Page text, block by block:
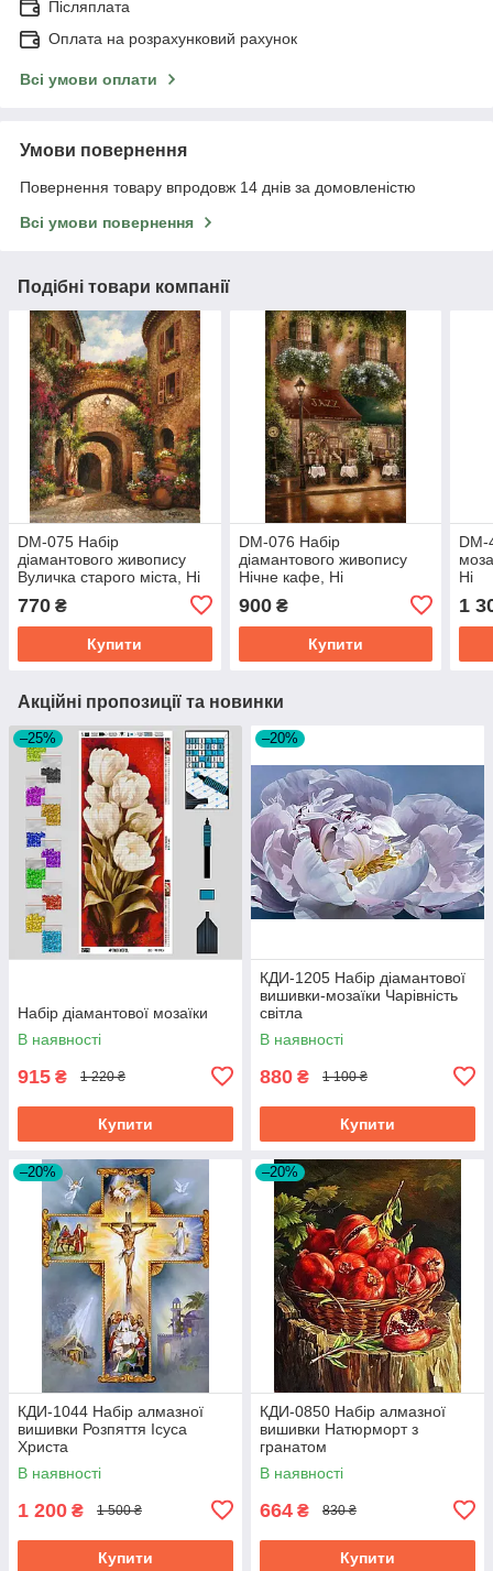
Післяплата
Оплата на розрахунковий рахунок
Всі умови оплати
Умови повернення
Повернення товару впродовж 14 днів за домовленістю
Всі умови повернення
Подібні товари компанії
DM-075 Набір
діамантового живопису
Вуличка старого міста, Ні
770 ₴
Купити
DM-076 Набір
діамантового живопису
Нічне кафе, Ні
900₴
Купити
DM-
Ні
1
Акційні пропозиції та новинки
–25%
Набір діамантової мозаїки
В наявності
915 ₴ 1 220 ₴
Купити
–20%
КДИ-1205 Набір діамантової
вишивки-мозаїки Чарівність
світла
В наявності
880 ₴ 1 100 ₴
Купити
–20%
КДИ-1044 Набір алмазної
вишивки Розпяття Ісуса
Христа
В наявності
1 200 ₴ 1 500 ₴
Купити
–20%
КДИ-0850 Набір алмазної
вишивки Натюрморт з
гранатом
В наявності
664 ₴ 830 ₴
Купити